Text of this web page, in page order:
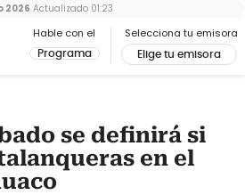
Hable con el
Programa
Selecciona tu emisora
Elige tu emisora
2026 Actualizado 01:23
se definirá si
en el